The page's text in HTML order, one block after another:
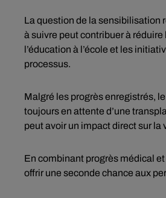
La question de la sensibilisation
à suivre peut contribuer à
l’éducation à l’école et les
processus.
Malgré les progrès enregistrés,
toujours en attente d’une
peut avoir un impact direct sur la
En combinant progrès médical
offrir une seconde chance aux